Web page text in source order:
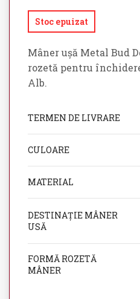
Stoc epuizat
Mâner ușă Metal Bud
rozetă pentru
Alb.
TERMEN DE LIVRARE
CULOARE
MATERIAL
DESTINAȚIE MÂNER
USĂ
FORMĂ ROZETĂ
MÂNER